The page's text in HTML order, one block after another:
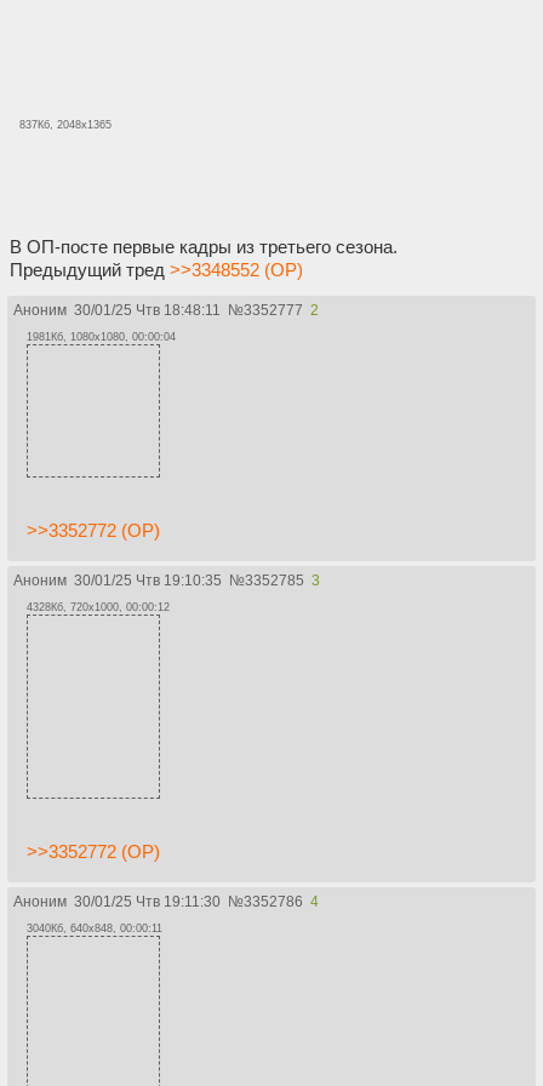
837Кб, 2048x1365
В ОП-посте первые кадры из третьего сезона.
Предыдущий тред >>3348552 (OP)
Аноним 30/01/25 Чтв 18:48:11 №3352777 2
1981Кб, 1080x1080, 00:00:04
>>3352772 (OP)
Аноним 30/01/25 Чтв 19:10:35 №3352785 3
4328Кб, 720x1000, 00:00:12
>>3352772 (OP)
Аноним 30/01/25 Чтв 19:11:30 №3352786 4
3040Кб, 640x848, 00:00:11